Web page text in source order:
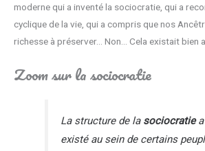
moderne qui a inventé la sociocratie, qui a
cyclique de la vie, qui a compris que nos
richesse à préserver… Non… Cela existait bien
Zoom sur la sociocratie
La structure de la sociocratiea
existé au sein de certains